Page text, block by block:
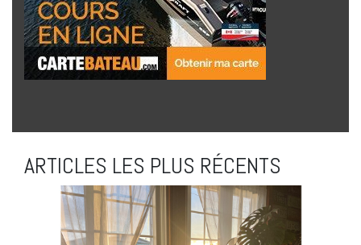
ARTICLES LES PLUS RÉCENTS